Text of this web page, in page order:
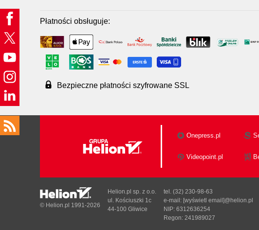
Płatności obsługuje:
Bezpieczne płatności szyfrowane SSL
Onepress.pl
Videopoint.pl
© Helion.pl 1991-2026
Helion.pl sp. z o.o.
ul. Kościuszki 1c
44-100 Gliwice
tel. (32) 230-98-63
e-mail: [wyświetl email]@helion.pl
NIP: 6312636254
Regon: 241989027